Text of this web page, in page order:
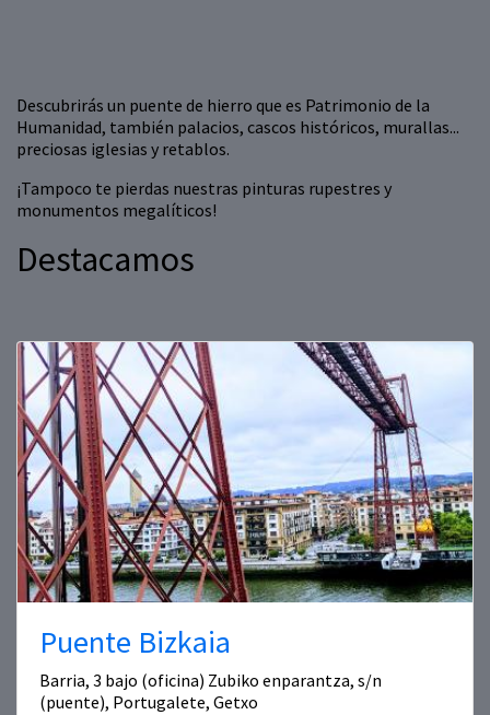
Descubrirás un puente de hierro que es Patrimonio de la
Humanidad, también palacios, cascos históricos, murallas...
preciosas iglesias y retablos.
¡Tampoco te pierdas nuestras pinturas rupestres y
monumentos megalíticos!
Destacamos
Puente Bizkaia
Barria, 3 bajo (oficina) Zubiko enparantza, s/n
(puente), Portugalete, Getxo